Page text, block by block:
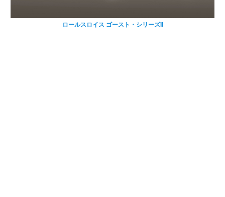
ロールスロイス ゴースト・シリーズII